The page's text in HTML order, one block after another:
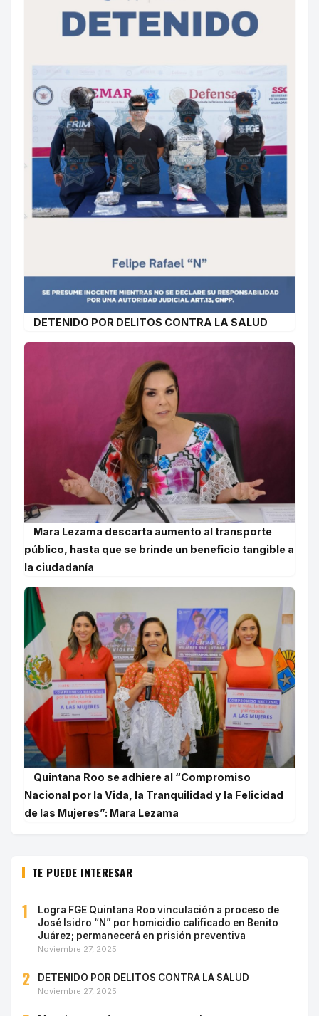
DETENIDO POR DELITOS CONTRA LA SALUD
Mara Lezama descarta aumento al transporte
público, hasta que se brinde un beneficio tangible a
la ciudadanía
Quintana Roo se adhiere al “Compromiso
Nacional por la Vida, la Tranquilidad y la Felicidad
de las Mujeres”: Mara Lezama
TE PUEDE INTERESAR
1
Logra FGE Quintana Roo vinculación a proceso de
José Isidro “N” por homicidio calificado en Benito
Juárez; permanecerá en prisión preventiva
Noviembre 27, 2025
2 DETENIDO POR DELITOS CONTRA LA SALUD
Noviembre 27, 2025